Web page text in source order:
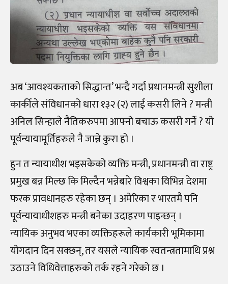
अब ‘आवश्यकताको सिद्धान्त’ भन्दै गर्दा प्रधानमन्त्री सुशीला
कार्कीले संविधानको धारा १३२ (२) लाई कसरी लिने ? मन्त्री
अनिल सिन्हाले नैतिकरुपमा आफ्नो बचाऊ कसरी गर्ने ? यो
पूर्वन्यायामूर्तिहरुले नै जान्ने कुरा हो ।
हुन त न्यायाधीश भइसकेको व्यक्ति मन्त्री, प्रधानमन्त्री वा राष्ट्र
प्रमुख बन्न मिल्छ कि मिल्दैन भन्नेबारे विश्वका विभिन्न देशमा
फरक प्रावधानहरु रहेका छन् । अमेरिका र भारतमै पनि
पूर्वन्यायाधीशहरु मन्त्री बनेका उदाहरण पाइन्छन् ।
न्यायिक अनुभव भएका व्यक्तिहरूले कार्यकारी भूमिकामा
योगदान दिन सक्छन्, तर यसले न्यायिक स्वतन्त्रतामाथि प्रश्न
उठाउने विधिवेत्ताहरुको तर्क रहने गरेको छ ।